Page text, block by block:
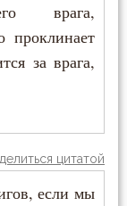
врага,
проклинает
за врага,
цитатой
если мы